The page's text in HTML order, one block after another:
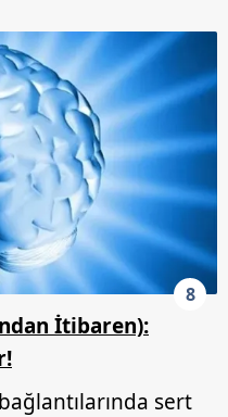
8
İtibaren):
sert